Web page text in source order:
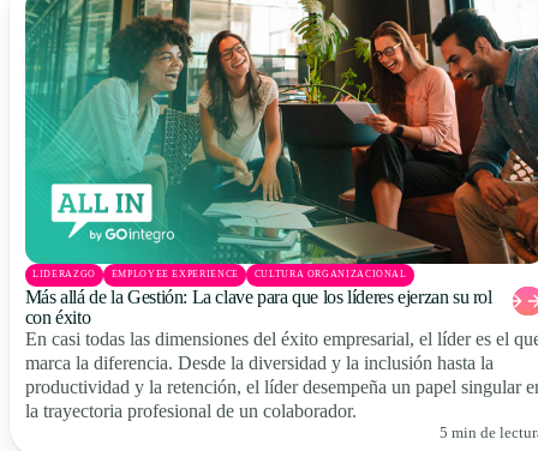
LIDERAZGO EMPLOYEE EXPERIENCE CULTURA ORGANIZACIONAL
Más allá de la Gestión: La clave para que los líderes ejerzan su rol
con éxito
En casi todas las dimensiones del éxito empresarial, el líder es el
marca la diferencia. Desde la diversidad y la inclusión hasta la
productividad y la retención, el líder desempeña un papel singular
la trayectoria profesional de un colaborador.
5 min de